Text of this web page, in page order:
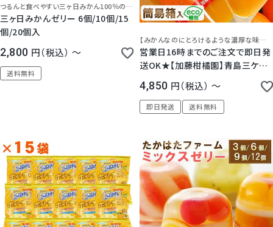
つるんと食べやすい三ヶ日みかん100％の一口ゼリー！リニューアルして美味しさ更にアップ！
三ヶ日みかんゼリー 6個/10個/15
個/20個入
2,800 税込 〜
送料無料
【みかんなのにとろけるような濃厚な味わいが絶品】
営業日16時までのご注文で即日発
送OK★【加藤柑橘園】青島三ケ日
みかんジュース『極しぼり』 2本/3
本/6本セット(簡易梱包)
4,850 税込 〜
即日発送 送料無料